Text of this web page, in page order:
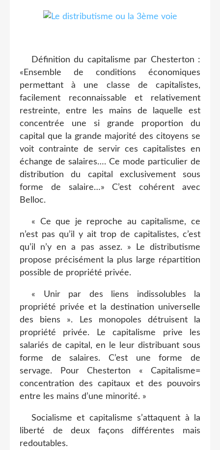
Définition du capitalisme par Chesterton :
«Ensemble de conditions économiques
permettant à une classe de capitalistes,
facilement reconnaissable et relativement
restreinte, entre les mains de laquelle est
concentrée une si grande proportion du
capital que la grande majorité des citoyens se
voit contrainte de servir ces capitalistes en
échange de salaires…. Ce mode particulier de
distribution du capital exclusivement sous
forme de salaire…» C’est cohérent avec
Belloc.
« Ce que je reproche au capitalisme, ce
n’est pas qu’il y ait trop de capitalistes, c’est
qu’il n’y en a pas assez. » Le distributisme
propose précisément la plus large répartition
possible de propriété privée.
« Unir par des liens indissolubles la
propriété privée et la destination universelle
des biens ». Les monopoles détruisent la
propriété privée. Le capitalisme prive les
salariés de capital, en le leur distribuant sous
forme de salaires. C’est une forme de
servage. Pour Chesterton « Capitalisme=
concentration des capitaux et des pouvoirs
entre les mains d’une minorité. »
Socialisme et capitalisme s’attaquent à la
liberté de deux façons différentes mais
redoutables.